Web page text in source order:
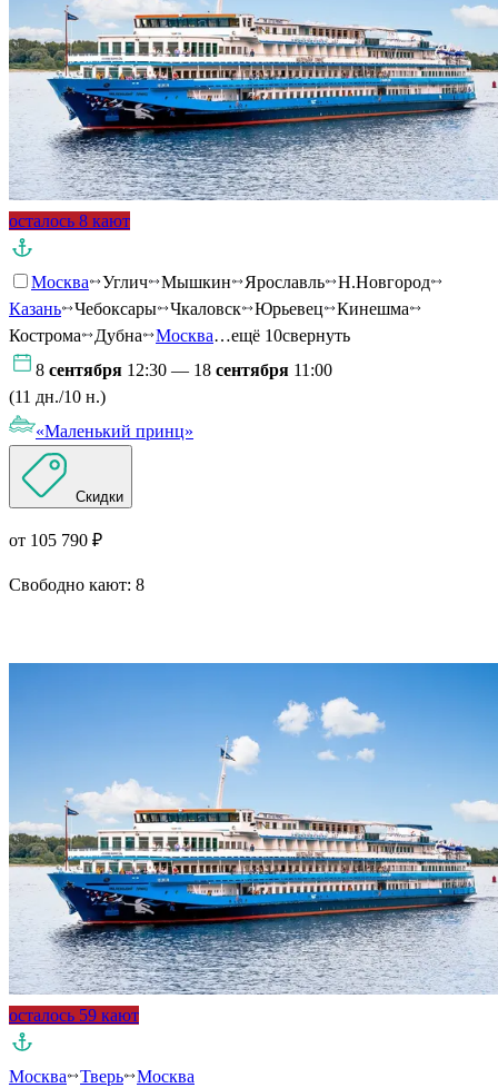
осталось 8 кают
Москва Углич Мышкин Ярославль
Н.Новгород
Казань
Чебоксары Чкаловск Юрьевец
Кинешма
Кострома
Дубна Москва…ещё 10свернуть
8 сентября 12:30 — 18 сентября 11:00
(11 дн./10 н.)
«Маленький принц»
Скидки
от 105 790 ₽
Свободно кают: 8
осталось 59 кают
Москва Тверь
Москва